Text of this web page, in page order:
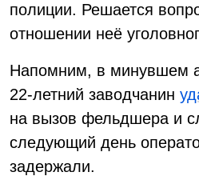
полиции. Решается
отношении неё
Напомним, в минувшем
22-летний заводчанин
на вызов фельдшера и
следующий день
задержали.